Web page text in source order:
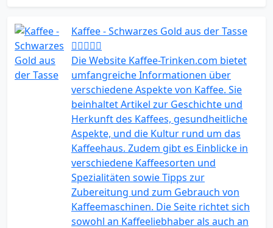
Kaffee - Schwarzes Gold aus der Tasse
Die Website Kaffee-Trinken.com bietet
umfangreiche Informationen über
verschiedene Aspekte von Kaffee. Sie
beinhaltet Artikel zur Geschichte und
Herkunft des Kaffees, gesundheitliche
Aspekte, und die Kultur rund um das
Kaffeehaus. Zudem gibt es Einblicke in
verschiedene Kaffeesorten und
Spezialitäten sowie Tipps zur
Zubereitung und zum Gebrauch von
Kaffeemaschinen. Die Seite richtet sich
sowohl an Kaffeeliebhaber als auch an